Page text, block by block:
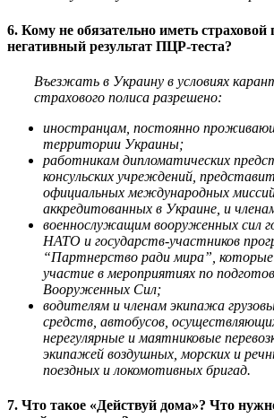
6. Кому не обязательно иметь страховой
негативный результат ПЦР-теста?
Въезжать в Украину в условиях
страхового полиса разрешено:
иностранцам, постоянно
территории Украины;
работникам дипломатических
консульских учреждений,
официальных международных
аккредитованных в Украине, и
военнослужащим вооруженных сил
НАТО и государств-участников
“Партнерство ради мира”,
участие в мероприятиях по
Вооруженных Сил;
водителям и членам экипажа
средств, автобусов,
нерегулярные и маятниковые
экипажей воздушных, морских и
поездных и локомотивных бригад.
7. Что такое «Действуй дома»? Что